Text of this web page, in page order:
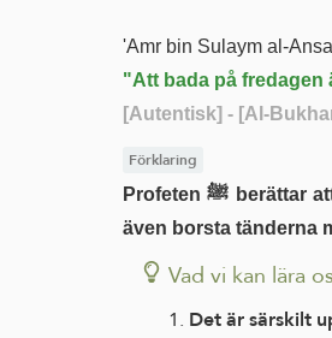
'Amr bin Sulaym al-
"Att bada på fredagen
[Autentisk] - [Al-
Förklaring
Profeten ﷺ berättar att göra Ghusl på fredagen är en viktig plikt för varje könsmogna manlig muslim som måste närvara på fredagsbönen. Han ska
även borsta tänderna
Vad vi kan lära
Det är särskilt